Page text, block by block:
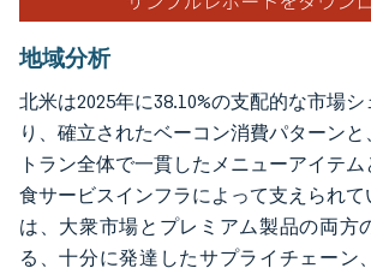
地域分析
北米は2025年に38.10%の支配的な市場
り、確立されたベーコン消費パターン
トラン全体で一貫したメニューアイテ
食サービスインフラによって支えられ
は、大衆市場とプレミアム製品の両方
る、十分に発達したサプライチェーン